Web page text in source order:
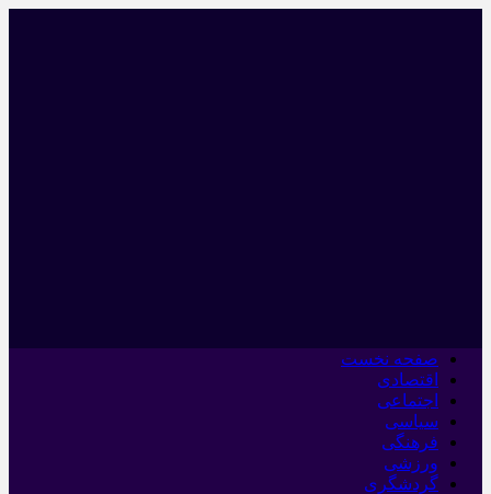
صفحه نخست
اقتصادی
اجتماعی
سیاسی
فرهنگی
ورزشی
گردشگری